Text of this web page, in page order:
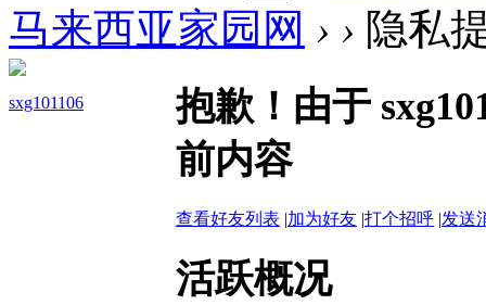
马来西亚家园网 › › 隐私
sxg101106
抱歉！由于
前内容
查看好友列表 |加为好友 |打个招呼 |发送
活跃概况